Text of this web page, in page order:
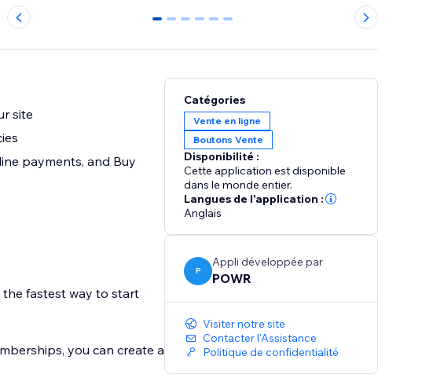
0 1 2 3 4 5
site
payments, and Buy
the fastest way to start
you can create a
Catégories
Vente en ligne
Boutons Vente
Disponibilité :
Cette application est disponible
dans le monde entier.
Langues de l'application :
Anglais
P
Appli développée par
POWR
Visiter notre site
Contacter l'Assistance
Politique de confidentialité